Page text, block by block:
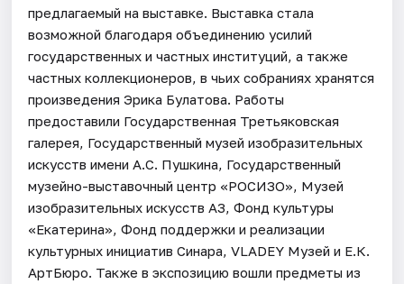
предлагаемый на выставке. Выставка стала
возможной благодаря объединению усилий
государственных и частных институций, а также
частных коллекционеров, в чьих собраниях хранятся
произведения Эрика Булатова. Работы
предоставили Государственная Третьяковская
галерея, Государственный музей изобразительных
искусств имени А.С. Пушкина, Государственный
музейно-выставочный центр «РОСИЗО», Музей
изобразительных искусств АЗ, Фонд культуры
«Екатерина», Фонд поддержки и реализации
культурных инициатив Синара, VLADEY Музей и Е.К.
АртБюро. Также в экспозицию вошли предметы из